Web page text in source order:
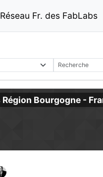
Réseau Fr. des FabLabs